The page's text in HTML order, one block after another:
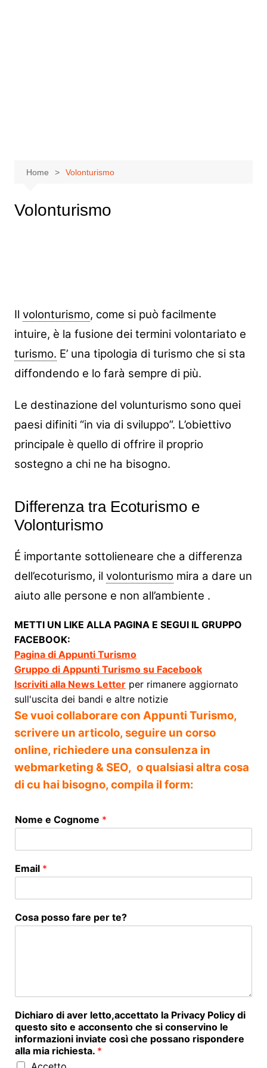
Home Volonturismo
Volonturismo
Il volonturismo, come si può facilmente
intuire, è la fusione dei termini volontariato e
turismo. E’ una tipologia di turismo che si sta
diffondendo e lo farà sempre di più.
Le destinazione del volunturismo sono quei
paesi difiniti “in via di sviluppo”. L’obiettivo
principale è quello di offrire il proprio
sostegno a chi ne ha bisogno.
Differenza tra Ecoturismo e
Volonturismo
É importante sottolieneare che a differenza
dell’ecoturismo, il volonturismomira a dare un
aiuto alle persone e non all’ambiente .
METTI UN LIKE ALLA PAGINA E SEGUI IL GRUPPO
FACEBOOK:
Pagina di Appunti Turismo
Gruppo di Appunti Turismo su Facebook
Iscriviti alla News Letterper rimanere aggiornato
sull'uscita dei bandi e altre notizie
Se vuoi collaborare con Appunti Turismo,
scrivere un articolo, seguire un corso
online, richiedere una consulenza in
webmarketing & SEO, o qualsiasi altra cosa
di cu hai bisogno, compila il form:
Nome e Cognome *
Email *
Cosa posso fare per te?
Dichiaro di aver letto,accettato la Privacy Policy di
questo sito e acconsento che si conservino le
informazioni inviate così che possano rispondere
alla mia richiesta. *